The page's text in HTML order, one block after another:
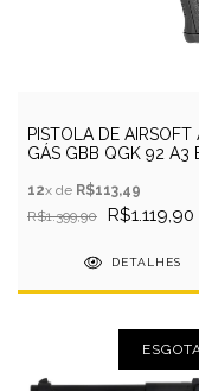
PISTOLA DE AIRSOFT
GÁS GBB QGK 92 A3
12x de R$113,49
R$1.399,90
R$1.119,90
DETALHES